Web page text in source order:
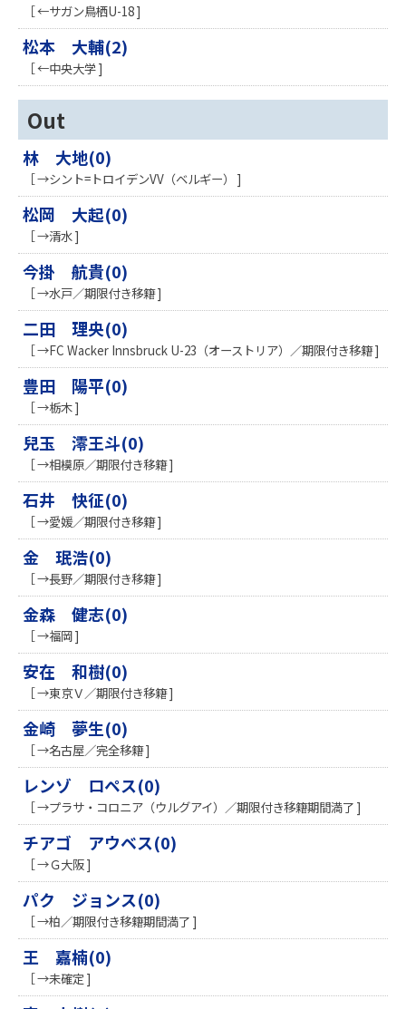
［ ←サガン鳥栖U-18 ]
松本 大輔(2)
［ ←中央大学 ]
Out
林 大地(0)
［ →シント=トロイデンVV（ベルギー） ]
松岡 大起(0)
［ →清水 ]
今掛 航貴(0)
［ →水戸／期限付き移籍 ]
二田 理央(0)
［ →FC Wacker Innsbruck U-23（オーストリア）／期限付き移籍 ]
豊田 陽平(0)
［ →栃木 ]
兒玉 澪王斗(0)
［ →相模原／期限付き移籍 ]
石井 快征(0)
［ →愛媛／期限付き移籍 ]
金 珉浩(0)
［ →長野／期限付き移籍 ]
金森 健志(0)
［ →福岡 ]
安在 和樹(0)
［ →東京Ｖ／期限付き移籍 ]
金崎 夢生(0)
［ →名古屋／完全移籍 ]
レンゾ ロペス(0)
［ →プラサ・コロニア（ウルグアイ）／期限付き移籍期間満了 ]
チアゴ アウベス(0)
［ →Ｇ大阪 ]
パク ジョンス(0)
［ →柏／期限付き移籍期間満了 ]
王 嘉楠(0)
［ →未確定 ]